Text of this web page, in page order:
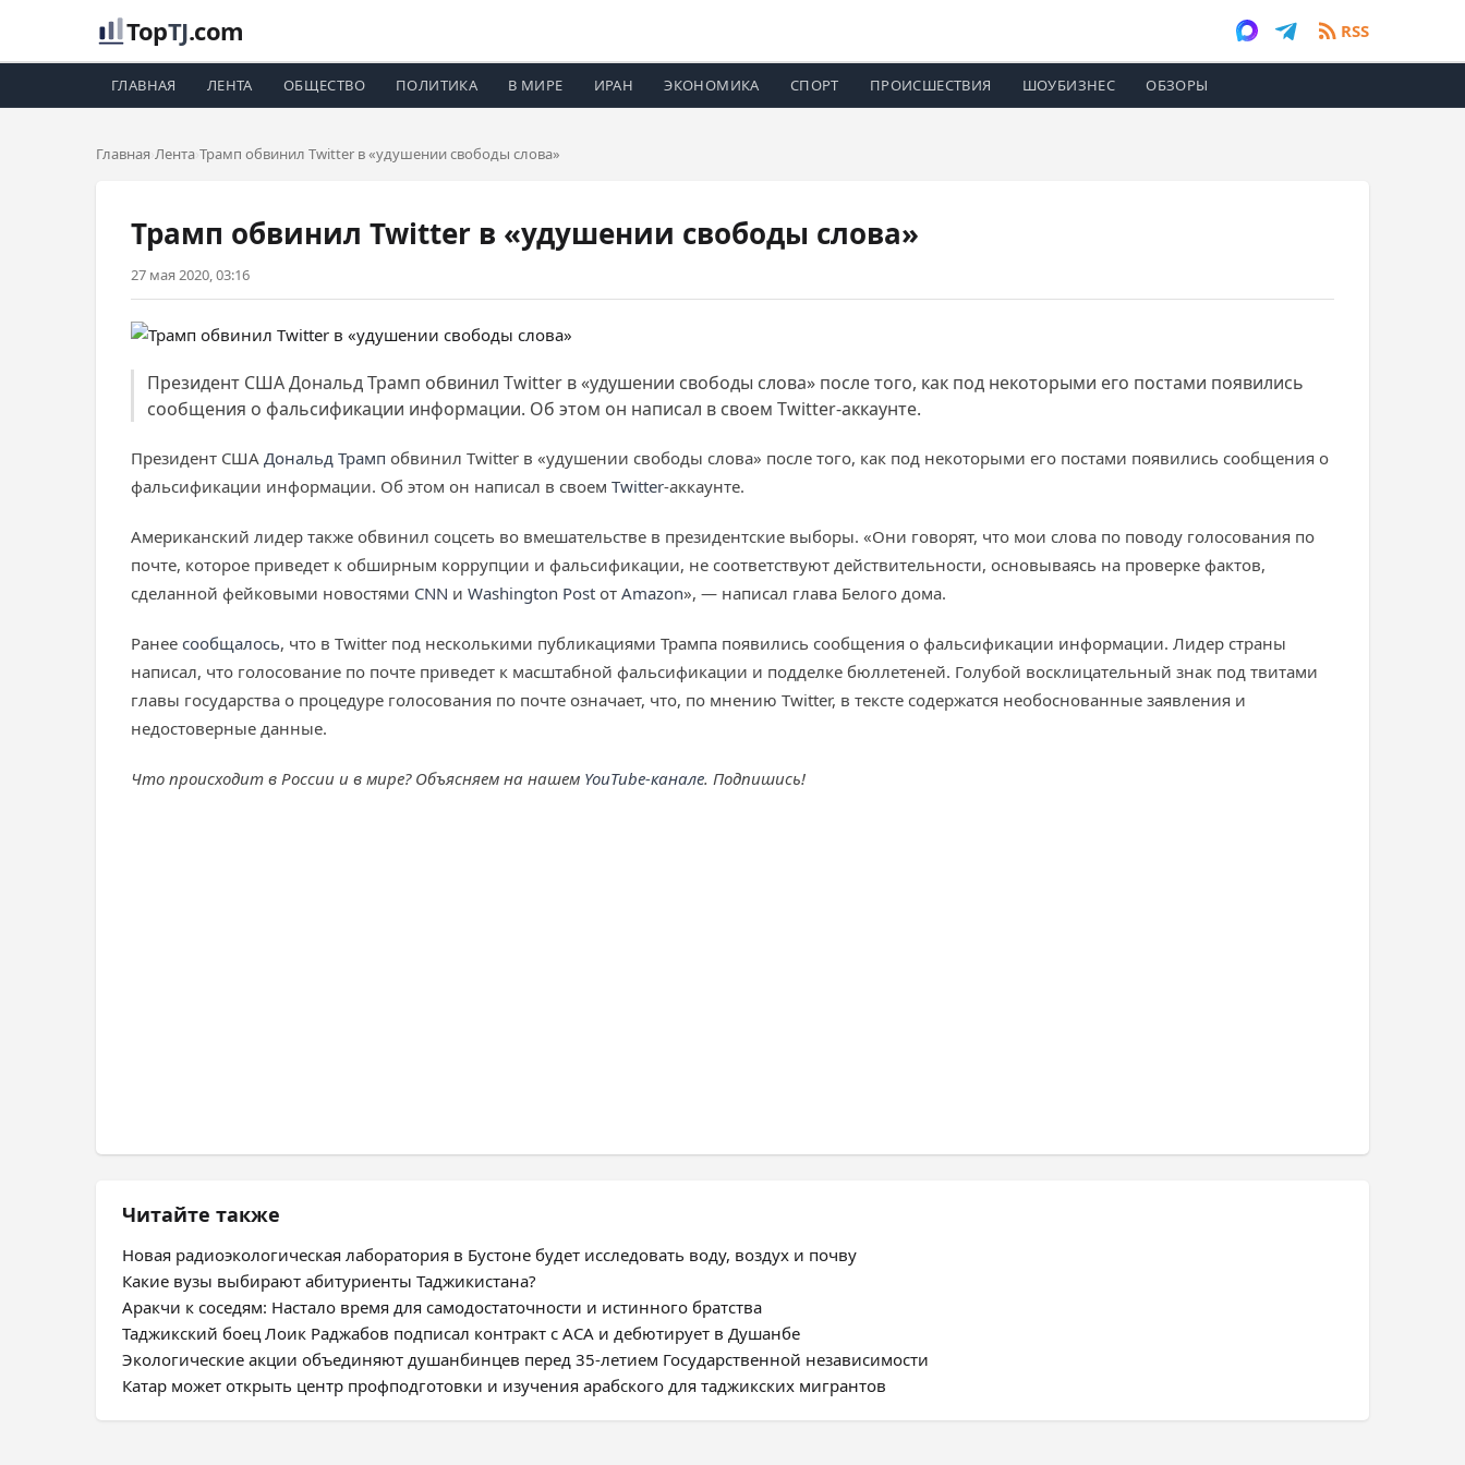
TopTJ.com RSS
ГЛАВНАЯ ЛЕНТА ОБЩЕСТВО ПОЛИТИКА В МИРЕ ИРАН ЭКОНОМИКА СПОРТ ПРОИСШЕСТВИЯ ШОУБИЗНЕС ОБЗОРЫ
Главная Лента Трамп обвинил Twitter в «удушении свободы слова»
Трамп обвинил Twitter в «удушении свободы слова»
27 мая 2020, 03:16
Президент США Дональд Трамп обвинил Twitter в «удушении свободы слова» после того, как под некоторыми его постами появились
сообщения о фальсификации информации. Об этом он написал в своем Twitter-аккаунте.
Президент США Дональд Трамп обвинил Twitter в «удушении свободы слова» после того, как под некоторыми его постами появились сообщения о
фальсификации информации. Об этом он написал в своем Twitter-аккаунте.
Американский лидер также обвинил соцсеть во вмешательстве в президентские выборы. «Они говорят, что мои слова по поводу голосования по
почте, которое приведет к обширным коррупции и фальсификации, не соответствуют действительности, основываясь на проверке фактов,
сделанной фейковыми новостями CNN и Washington Post от Amazon», — написал глава Белого дома.
Ранее сообщалось, что в Twitter под несколькими публикациями Трампа появились сообщения о фальсификации информации. Лидер страны
написал, что голосование по почте приведет к масштабной фальсификации и подделке бюллетеней. Голубой восклицательный знак под твитами
главы государства о процедуре голосования по почте означает, что, по мнению Twitter, в тексте содержатся необоснованные заявления и
недостоверные данные.
Что происходит в России и в мире? Объясняем на нашем YouTube-канале. Подпишись!
Читайте также
Новая радиоэкологическая лаборатория в Бустоне будет исследовать воду, воздух и почву
Какие вузы выбирают абитуриенты Таджикистана?
Аракчи к соседям: Настало время для самодостаточности и истинного братства
Таджикский боец Лоик Раджабов подписал контракт с ACA и дебютирует в Душанбе
Экологические акции объединяют душанбинцев перед 35-летием Государственной независимости
Катар может открыть центр профподготовки и изучения арабского для таджикских мигрантов